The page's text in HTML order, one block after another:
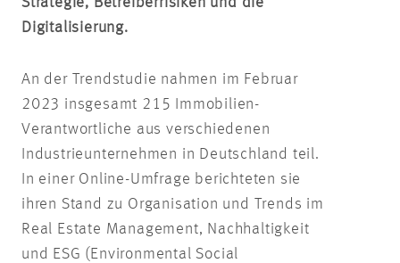
Digitalisierung.
An der Trendstudie nahmen im Februar
2023 insgesamt 215 Immobilien-
Verantwortliche aus verschiedenen
Industrieunternehmen in Deutschland teil.
In einer Online-Umfrage berichteten sie
ihren Stand zu Organisation und Trends im
Real Estate Management, Nachhaltigkeit
und ESG (Environmental Social